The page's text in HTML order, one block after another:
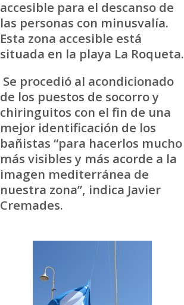
accesible para el descanso de
las personas con minusvalía.
Esta zona accesible está
situada en la playa La Roqueta.
Se procedió al acondicionado
de los puestos de socorro y
chiringuitos con el fin de una
mejor identificación de los
bañistas “para hacerlos mucho
más visibles y más acorde a la
imagen mediterránea de
nuestra zona”, indica Javier
Cremades.